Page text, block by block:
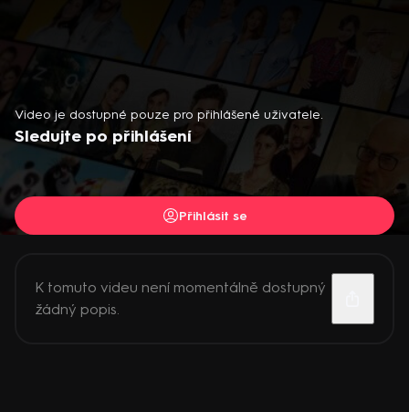
Video je dostupné pouze pro přihlášené uživatele.
Sledujte po přihlášení
Přihlásit se
K tomuto videu není momentálně dostupný
žádný popis.